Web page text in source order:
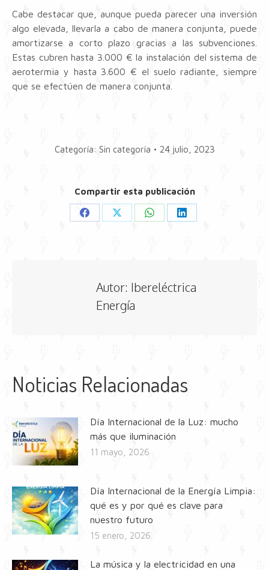
Cabe destacar que, aunque pueda parecer una inversión
algo elevada, llevarla a cabo de manera conjunta, puede
amortizarse a corto plazo gracias a las subvenciones.
Estas cubren hasta 3.000 € la instalación del sistema de
aerotermia y hasta 3.600 € el suelo radiante, siempre
que se efectúen de manera conjunta.
Categoría: Sin categoría 24 julio, 2023
Compartir esta publicación
Share
Share
Share
Share
Autor: Ibereléctrica
Energía
Noticias Relacionadas
Día Internacional de la Luz: mucho
más que iluminación
11 mayo, 2026
Día Internacional de la Energía Limpia:
qué es y por qué es clave para
nuestro futuro
15 enero, 2026
La música y la electricidad en una